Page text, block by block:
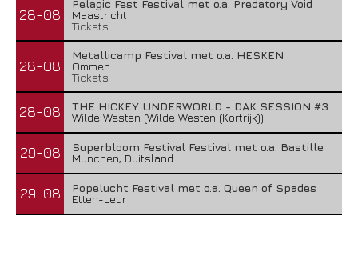
28-08
Pelagic Fest Festival met o.a. Predatory Void
Maastricht
Tickets
28-08
Metallicamp Festival met o.a. HESKEN
Ommen
Tickets
28-08
THE HICKEY UNDERWORLD - DAK SESSION #3
Wilde Westen (Wilde Westen (Kortrijk))
29-08
Superbloom Festival Festival met o.a. Bastille
Munchen, Duitsland
29-08
Popelucht Festival met o.a. Queen of Spades
Etten-Leur